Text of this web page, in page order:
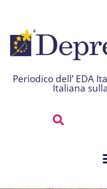
Periodico dell’ EDA
Italiana